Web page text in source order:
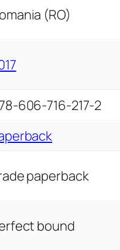
(RO)
606-716-217-2
paperback
bound